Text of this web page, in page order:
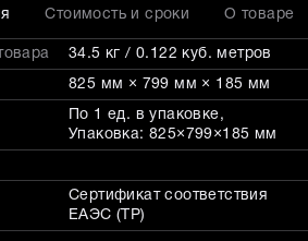
Стоимость и сроки О товаре
34.5 кг / 0.122 куб. метров
825 мм × 799 мм × 185 мм
По 1 ед. в упаковке,
Упаковка: 825×799×185 мм
Сертификат соответствия
ЕАЭС (ТР)